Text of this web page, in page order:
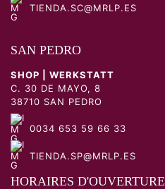
TIENDA.SC@MRLP.ES
SAN PEDRO
SHOP | WERKSTATT
C. 30 DE MAYO, 8
38710 SAN PEDRO
0034 653 59 66 33
TIENDA.SP@MRLP.ES
HORAIRES D'OUVERTURE